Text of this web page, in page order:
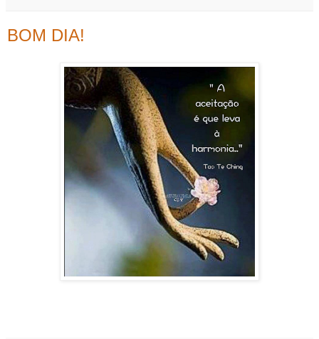
BOM DIA!